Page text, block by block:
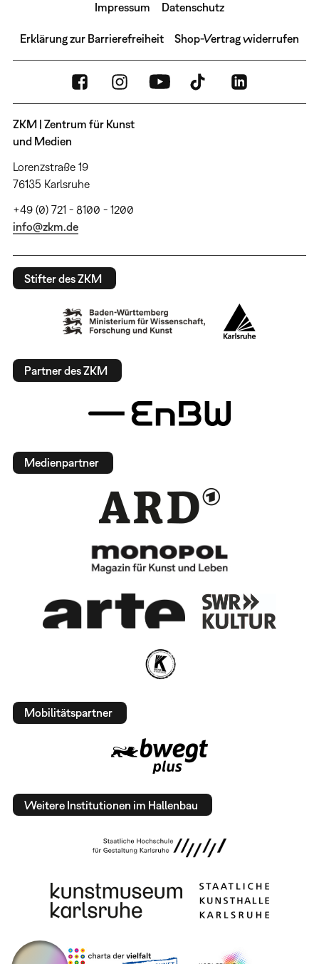
Impressum Datenschutz
Erklärung zur Barrierefreiheit Shop-Vertrag widerrufen
ZKM | Zentrum für Kunst
und Medien
Lorenzstraße 19
76135 Karlsruhe
+49 (0) 721 - 8100 - 1200
info@zkm.de
Stifter des ZKM
Partner des ZKM
Medienpartner
Mobilitätspartner
Weitere Institutionen im Hallenbau